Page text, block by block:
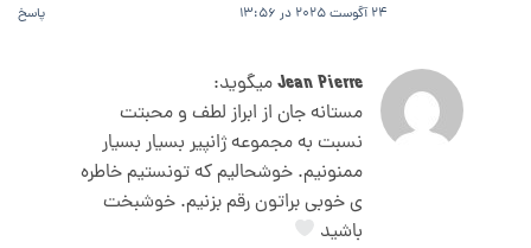
24 آگوست 2025 در 13:56 پاسخ
Jean Pierreمیگوید:
مستانه جان از ابراز لطف و محبتت
نسبت به مجموعه ژانپیر بسیار بسیار
ممنونیم. خوشحالیم که تونستیم خاطره
ی خوبی براتون رقم بزنیم. خوشبخت
باشید